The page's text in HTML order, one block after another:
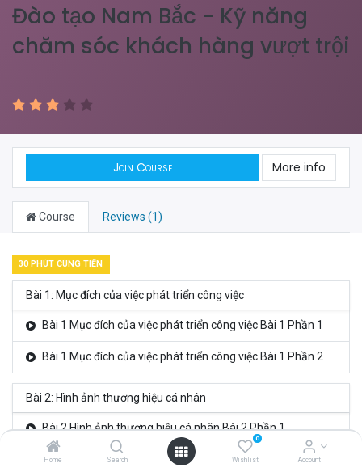
Home Search
0
Wishlist Account
Đào tạo Nam Bắc - Kỹ năng
chăm sóc khách hàng vượt trội
Join Course More info
Course Reviews (1)
30 PHÚT CÙNG TIẾN
Bài 1: Mục đích của việc phát triển công việc
Bài 1 Mục đích của việc phát triển công việc Bài 1 Phần 1
Bài 1 Mục đích của việc phát triển công việc Bài 1 Phần 2
Bài 2: Hình ảnh thương hiệu cá nhân
Bài 2 Hình ảnh thương hiệu cá nhân Bài 2 Phần 1
Bài 2 Hình ảnh thương hiệu cá nhân Bài 2 Phần 2